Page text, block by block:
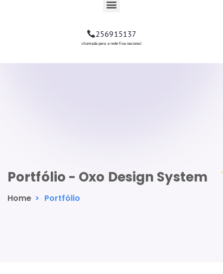
256915137
chamada para a rede fixa nacional
Portfólio - Oxo Design System
Home > Portfólio